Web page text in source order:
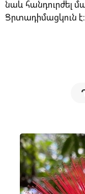
նաև հանդուրժել
Ցրտադիմացկուն է: